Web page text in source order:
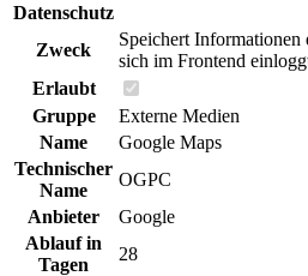
Datenschutz
Zweck
Speichert Informationen
sich im Frontend
Erlaubt
Gruppe
Externe Medien
Name
Google Maps
Technischer
Name
OGPC
Anbieter
Google
Ablauf in
Tagen
28